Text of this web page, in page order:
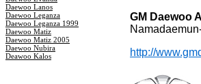
Daewoo Lanos
Daewoo Leganza
Daewoo Leganza 1999
Daewoo Matiz
Daewoo Matiz 2005
Daewoo Nubira
Deawoo Kalos
GM Daewoo
http://